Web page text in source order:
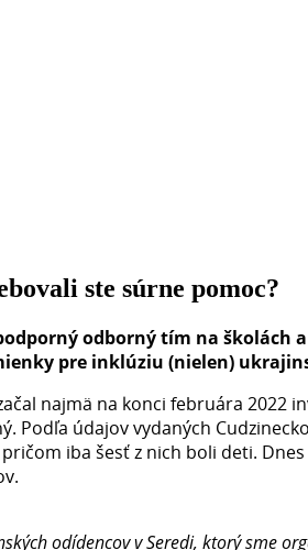
ste súrne pomoc?
odborný tím na školách
pre inklúziu (nielen)
najmä na konci februára 2022
Podľa údajov vydaných
iba šesť z nich boli deti.
odídencov v Seredi, ktorý sme